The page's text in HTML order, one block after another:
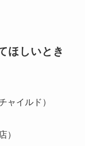
ほしいとき
ャイルド）
）